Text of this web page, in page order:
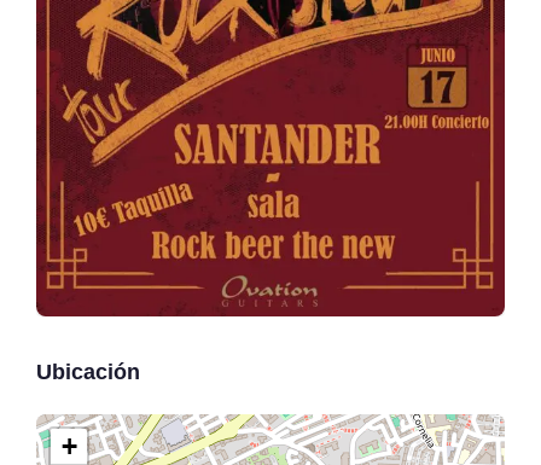
Ubicación
+